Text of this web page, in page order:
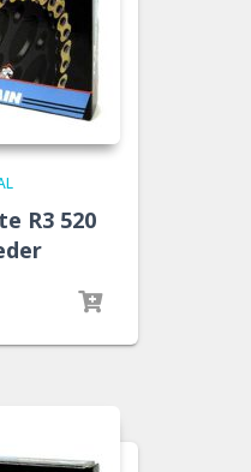
R3 520